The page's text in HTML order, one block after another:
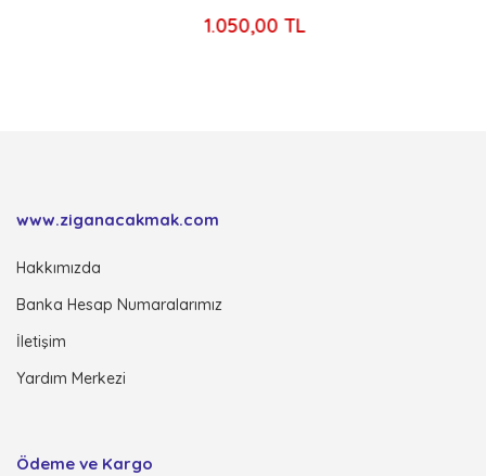
1.050,00 TL
www.ziganacakmak.com
Hakkımızda
Banka Hesap Numaralarımız
İletişim
Yardım Merkezi
Ödeme ve Kargo